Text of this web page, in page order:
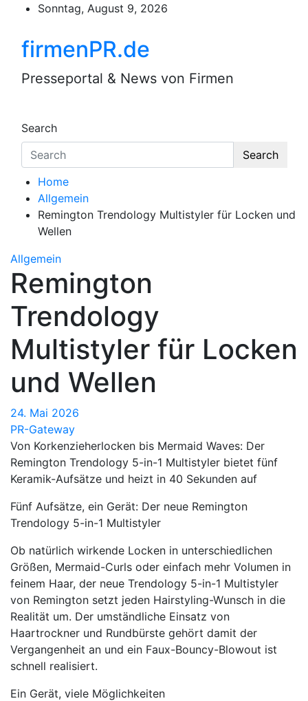
content
Sonntag, August 9, 2026
firmenPR.de
Presseportal & News von Firmen
Search
Search
Home
Allgemein
Remington Trendology Multistyler für Locken und
Wellen
Allgemein
Remington
Trendology
Multistyler für Locken
und Wellen
24. Mai 2026
PR-Gateway
Von Korkenzieherlocken bis Mermaid Waves: Der
Remington Trendology 5-in-1 Multistyler bietet fünf
Keramik-Aufsätze und heizt in 40 Sekunden auf
Fünf Aufsätze, ein Gerät: Der neue Remington
Trendology 5-in-1 Multistyler
Ob natürlich wirkende Locken in unterschiedlichen
Größen, Mermaid-Curls oder einfach mehr Volumen in
feinem Haar, der neue Trendology 5-in-1 Multistyler
von Remington setzt jeden Hairstyling-Wunsch in die
Realität um. Der umständliche Einsatz von
Haartrockner und Rundbürste gehört damit der
Vergangenheit an und ein Faux-Bouncy-Blowout ist
schnell realisiert.
Ein Gerät, viele Möglichkeiten